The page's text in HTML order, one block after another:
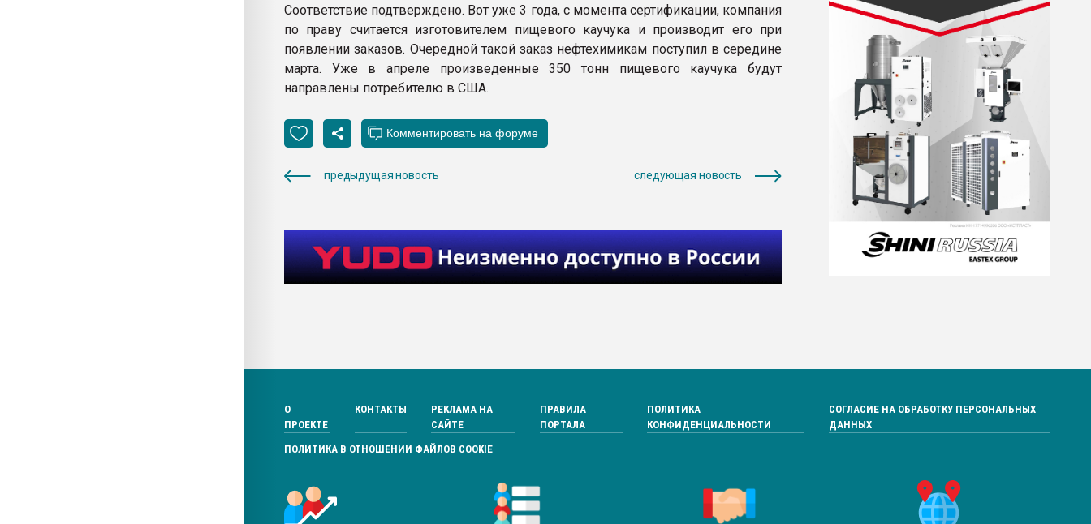
Соответствие подтверждено. Вот уже 3 года, с момента сертификации, компания
по праву считается изготовителем пищевого каучука и производит его при
появлении заказов. Очередной такой заказ нефтехимикам поступил в середине
марта. Уже в апреле произведенные 350 тонн пищевого каучука будут
направлены потребителю в США.
предыдущая новость следующая новость
О
ПРОЕКТЕ
КОНТАКТЫ
РЕКЛАМА НА
САЙТЕ
ПРАВИЛА
ПОРТАЛА
ПОЛИТИКА
КОНФИДЕНЦИАЛЬНОСТИ
СОГЛАСИЕ НА ОБРАБОТКУ ПЕРСОНАЛЬНЫХ
ДАННЫХ
ПОЛИТИКА В ОТНОШЕНИИ ФАЙЛОВ COOKIE